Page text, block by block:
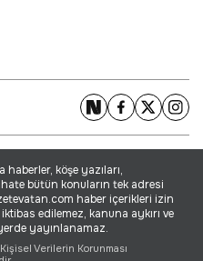
köşe yazıları,
bütün konuların tek adresi
haber içerikleri izin
edilemez, kanuna aykırı ve
yayınlanamaz.
Kişisel Verilerin Korunması